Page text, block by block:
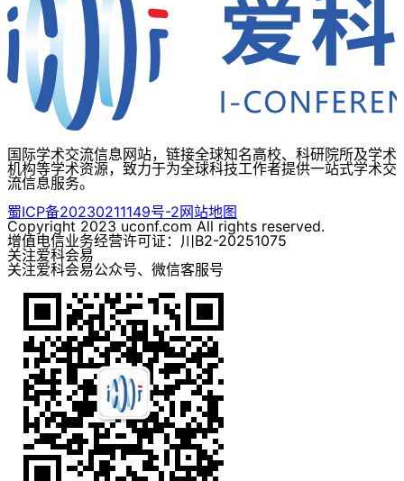
国际学术交流信息网站，链接全球知名高校、科研院所及学术
机构等学术资源，致力于为全球科技工作者提供一站式学术交
流信息服务。
蜀ICP备20230211149号-2网站地图
Copyright 2023 uconf.com All rights reserved.
增值电信业务经营许可证：川B2-20251075
关注爱科会易
关注爱科会易公众号、微信客服号